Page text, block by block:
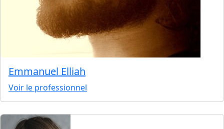
Emmanuel Elliah
Voir le professionnel